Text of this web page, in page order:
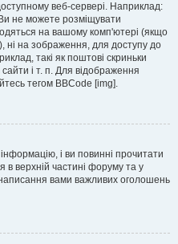
веб-сервері. Наприклад:
не можете розміщувати
на вашому комп'ютері (якщо
ні на зображення, для доступу до
такі як поштові скриньки
і т. п. Для відображення
тегом BBCode [img].
і ви повинні прочитати
верхній частині форуму та у
вами важливих оголошень